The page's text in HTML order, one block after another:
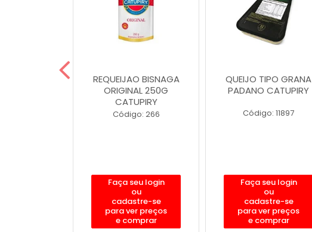
REQUEIJAO BISNAGA
ORIGINAL 250G
CATUPIRY
Código: 266
Faça seu login
ou
cadastre-se
para ver preços
e comprar
QUEIJO TIPO GRANA
PADANO CATUPIRY
Código: 11897
Faça seu login
ou
cadastre-se
para ver preços
e comprar